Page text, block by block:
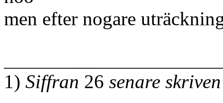
men efter nogare
1) Siffran 26 senare